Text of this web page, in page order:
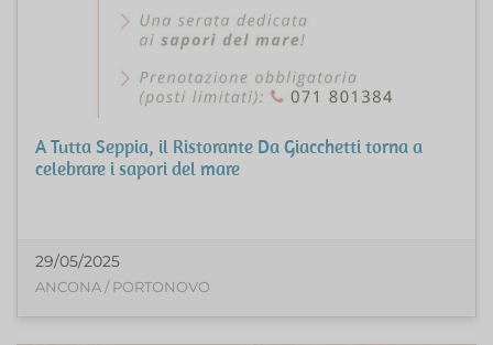
A Tutta Seppia, il Ristorante Da Giacchetti torna a
celebrare i sapori del mare
29/05/2025
ANCONA / PORTONOVO